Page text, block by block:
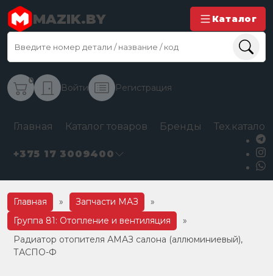
MAZIK.BY Каталог
0
Войти Регистрация
Главная Каталог товаров Бренды
+375 17 3009400
Главная » Запчасти МАЗ
»
Группа 81: Отопление и вентиляция
»
Радиатор отопителя АМАЗ салона (аллюминиевый),
ТАСПО-Ф